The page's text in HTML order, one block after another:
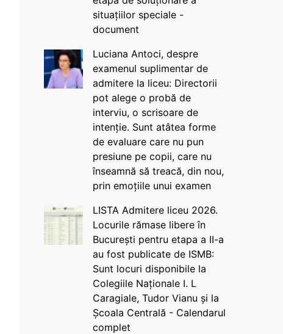
situațiilor speciale -
document
Luciana Antoci, despre
examenul suplimentar de
admitere la liceu: Directorii
pot alege o probă de
interviu, o scrisoare de
intenție. Sunt atâtea forme
de evaluare care nu pun
presiune pe copii, care nu
înseamnă să treacă, din nou,
prin emoțiile unui examen
LISTA Admitere liceu 2026.
Locurile rămase libere în
București pentru etapa a II-a
au fost publicate de ISMB:
Sunt locuri disponibile la
Colegiile Naționale I. L
Caragiale, Tudor Vianu și la
Școala Centrală - Calendarul
complet